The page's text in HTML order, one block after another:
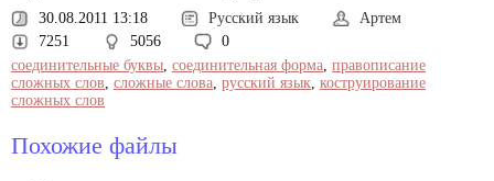
30.08.2011 13:18 Русский язык
Артем
7251
5056
0
соединительные буквы, соединительная форма, правописание
сложных слов, сложные слова, русский язык, коструирование
сложных слов
Похожие файлы